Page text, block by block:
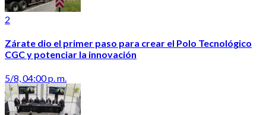
2
Zárate dio el primer paso para crear el Polo Tecnológico
CGC y potenciar la innovación
5/8, 04:00 p. m.